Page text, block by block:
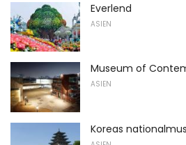
Everlend
ASIEN
Museum of
ASIEN
Koreas